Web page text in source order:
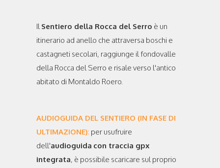
IlSentiero della Rocca del Serro è un
itinerario ad anello che attraversa boschi e
castagneti secolari, raggiunge il fondovalle
della Rocca del Serro e risale verso l'antico
abitato di Montaldo Roero.
AUDIOGUIDA DEL SENTIERO (IN FASE DI
ULTIMAZIONE): per usufruire
dell'audioguida con traccia gpx
integrata, è possibile scaricare sul proprio